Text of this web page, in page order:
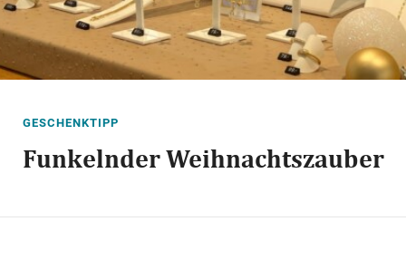
Freitag
FREITAG 09:00—19:00
Samstag
SAMSTAG 09:00 —18:00
Wegbeschreibung
GESCHENKTIPP
Funkelnder Weihnachtszauber